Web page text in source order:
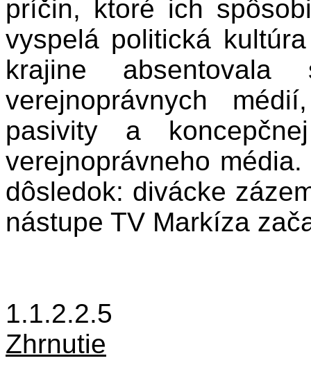
príčin, ktoré ich
vyspelá politická
krajine absentovala
verejnoprávnych
pasivity a koncepčnej
verejnoprávneho
dôsledok: divácke
nástupe TV Markíza
1.1.2.2.5
Zhrnutie